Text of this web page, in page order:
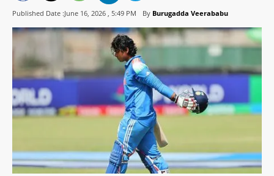
Published Date :June 16, 2026 , 5:49 PM By Burugadda Veerababu